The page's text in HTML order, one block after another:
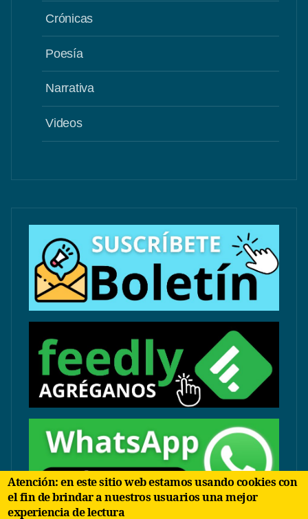
Crónicas
Poesía
Narrativa
Videos
Atención: en este sitio web estamos usando cookies con
el fin de brindar a nuestros usuarios una mejor
experiencia de lectura